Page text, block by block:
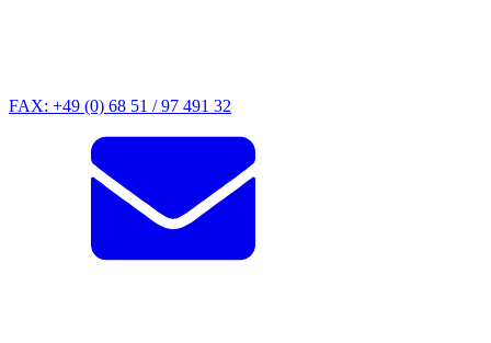
FAX: +49 (0) 68 51 / 97 491 32